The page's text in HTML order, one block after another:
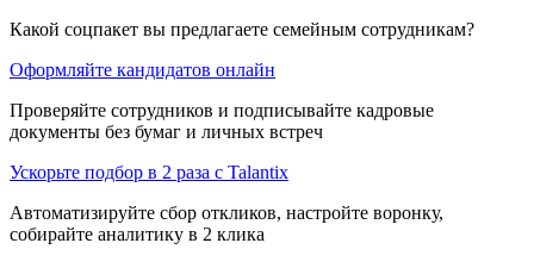
Какой соцпакет вы предлагаете семейным сотрудникам?
Оформляйте кандидатов онлайн
Проверяйте сотрудников и подписывайте кадровые
документы без бумаг и личных встреч
Ускорьте подбор в 2 раза с Talantix
Автоматизируйте сбор откликов, настройте воронку,
собирайте аналитику в 2 клика